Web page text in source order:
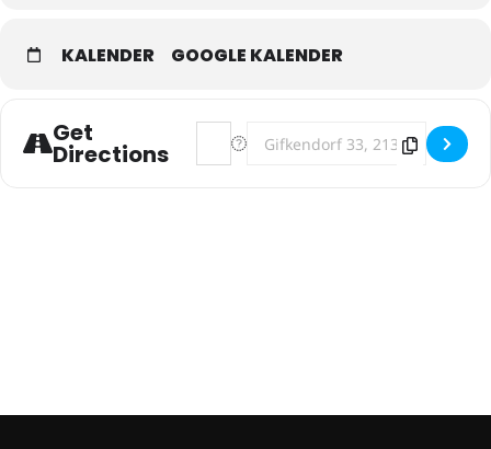
KALENDER GOOGLE KALENDER
Get
Directions
Address - LOMIS in Gifkendorf
Destination Address - LOMIS in